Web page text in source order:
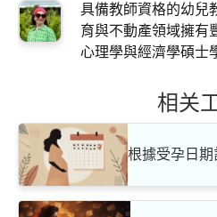
具備教師資格的幼兒
育與不動產領域擁有
心理學與經濟學碩士
相关
根據受孕日